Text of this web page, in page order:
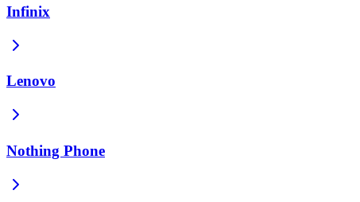
Infinix
Lenovo
Nothing Phone